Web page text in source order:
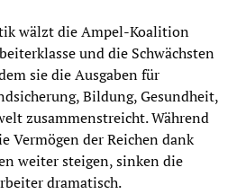
wälzt die Ampel-Koalition
und die Schwächsten
sie die Ausgaben für
Bildung, Gesundheit,
zusammenstreicht. Während
Vermögen der Reichen dank
weiter steigen, sinken die
dramatisch.